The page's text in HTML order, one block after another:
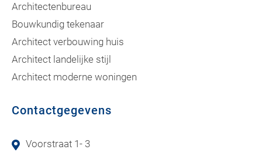
Architectenbureau
Bouwkundig tekenaar
Architect verbouwing huis
Architect landelijke stijl
Architect moderne woningen
Contactgegevens
Voorstraat 1- 3